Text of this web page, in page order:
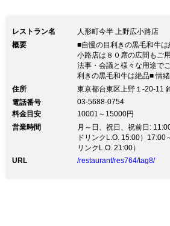
しております。
望される際は直接
い。 ※お時間より
舗までご連絡をお
予約時間より30分
ンセル扱いとさせ
レストラン名
人形町今半 上野広小路店
概要
■自慢の目利きの黒毛和牛
小路店は８０席の広間もご
法事・会議と様々な用途で
利きの黒毛和牛は絶品■ 情
０席の広間もご用意。 接待
だんに盛り込んだ味の逸品
じ、ご用意致します。また
料理でもお気軽にご相談下
住所
東京都台東区上野１-20-11
電話番号
03-5688-0754
料金目安
10001～15000円
営業時間
月～日、祝日、祝前日:
ドリンクL.O. 15:00）17:00
リンクL.O. 21:00）
URL
/restaurant/res764/tag8/